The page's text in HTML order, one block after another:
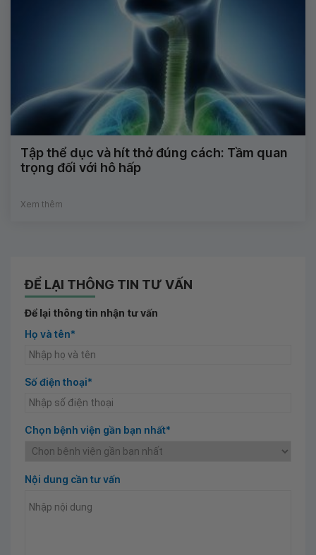
Tập thể dục và hít thở đúng cách: Tầm quan
trọng đối với hô hấp
Xem thêm
ĐỂ LẠI THÔNG TIN TƯ VẤN
Để lại thông tin nhận tư vấn
Họ và tên*
Số điện thoại*
Chọn bệnh viện gần bạn nhất*
Nội dung cần tư vấn